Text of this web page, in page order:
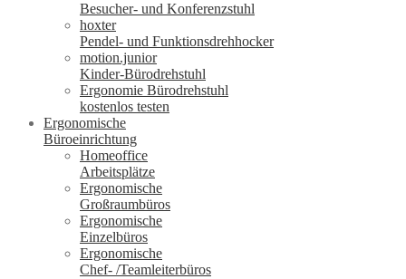
Besucher- und Konferenzstuhl
hoxter
Pendel- und Funktionsdrehhocker
motion.junior
Kinder-Bürodrehstuhl
Ergonomie Bürodrehstuhl
kostenlos testen
Ergonomische
Büroeinrichtung
Homeoffice
Arbeitsplätze
Ergonomische
Großraumbüros
Ergonomische
Einzelbüros
Ergonomische
Chef- /Teamleiterbüros